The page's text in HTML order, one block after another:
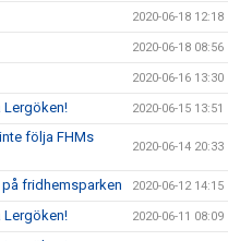
2020-06-18 12:18
2020-06-18 08:56
2020-06-16 13:30
Lergöken! 2020-06-15 13:51
följa FHMs
2020-06-14 20:33
fridhemsparken 2020-06-12 14:15
Lergöken! 2020-06-11 08:09